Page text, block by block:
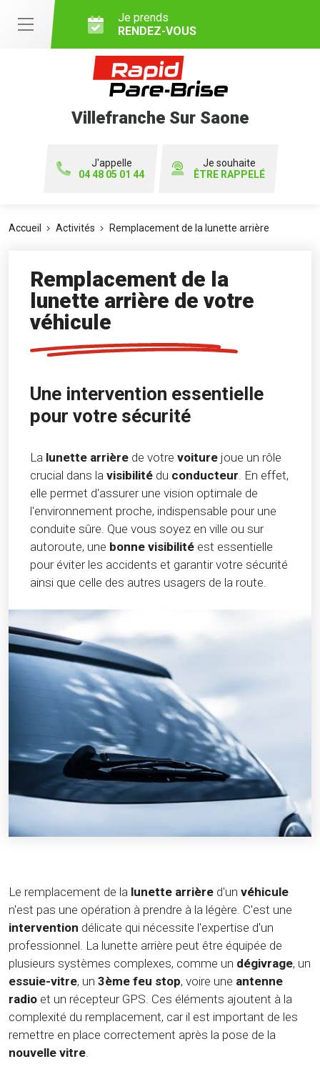
Je prends
RENDEZ-VOUS
Villefranche Sur Saone
J'appelle
04 48 05 01 44
Je souhaite
ÊTRE RAPPELÉ
Accueil Activités Remplacement de la lunette arrière
Remplacement de la
lunette arrière de votre
véhicule
Une intervention essentielle
pour votre sécurité
La lunette arrière de votre voiture joue un rôle
crucial dans la visibilité du conducteur. En effet,
elle permet d'assurer une vision optimale de
l'environnement proche, indispensable pour une
conduite sûre. Que vous soyez en ville ou sur
autoroute, une bonne visibilité est essentielle
pour éviter les accidents et garantir votre sécurité
ainsi que celle des autres usagers de la route.
Le remplacement de la lunette arrière d'un véhicule
n'est pas une opération à prendre à la légère. C'est une
intervention délicate qui nécessite l'expertise d'un
professionnel. La lunette arrière peut être équipée de
plusieurs systèmes complexes, comme un dégivrage, un
essuie-vitre, un 3ème feu stop, voire une antenne
radio et un récepteur GPS. Ces éléments ajoutent à la
complexité du remplacement, car il est important de les
remettre en place correctement après la pose de la
nouvelle vitre.